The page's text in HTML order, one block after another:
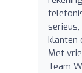
klanten
Met
Team